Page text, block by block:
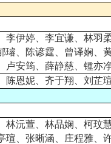
伊婷、李宜谦、林羽
、陈谚霆、曾译娴、
卢安筠、薛静慈、锺亦
陈恩妮、齐于翔、刘芷
沅萱、林品娴、柯玟
、张晰涵、庄程雅、